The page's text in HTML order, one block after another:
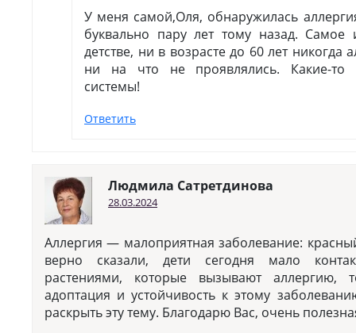
У меня самой,Оля, обнаружилась
буквально пару лет тому назад. Самое
детстве, ни в возрасте до 60 лет никогда
ни на что не проявлялись. Какие-
системы!
Ответить
Людмила Сатретдинова
28.03.2024
Аллергия — малоприятная заболевание:
верно сказали, дети сегодня мало
растениями, которые вызывают аллергию,
адоптация и устойчивость к этому
раскрыть эту тему. Благодарю Вас, очень